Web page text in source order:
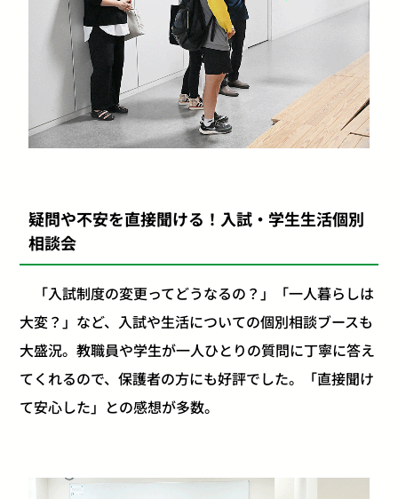
疑問や不安を直接聞ける！入試・学生生活個別
相談会
「入試制度の変更ってどうなるの？」「一人暮らしは
大変？」など、入試や生活についての個別相談ブースも
大盛況。教職員や学生が一人ひとりの質問に丁寧に答え
てくれるので、保護者の方にも好評でした。「直接聞け
て安心した」との感想が多数。